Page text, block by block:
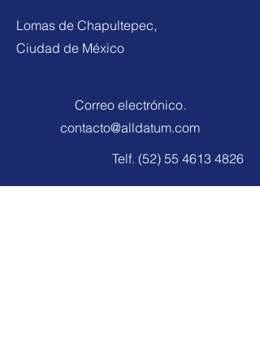
Lomas de Chapultepec,
Ciudad de México
Correo electrónico.
contacto@alldatum.com
Telf. (52) 55 4613 4826